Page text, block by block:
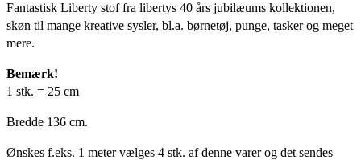
pris
var:
pris
er:
Fantastisk Liberty stof fra libertys 40 års jubilæums kollektionen,
skøn til mange kreative sysler, bl.a. børnetøj, punge, tasker og meget
mere.
Bemærk!
1 stk. = 25 cm
Bredde 136 cm.
Ønskes f.eks. 1 meter vælges 4 stk. af denne varer og det sendes